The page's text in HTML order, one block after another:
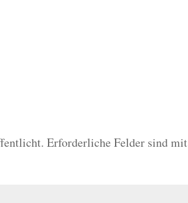
Erforderliche Felder sind mit